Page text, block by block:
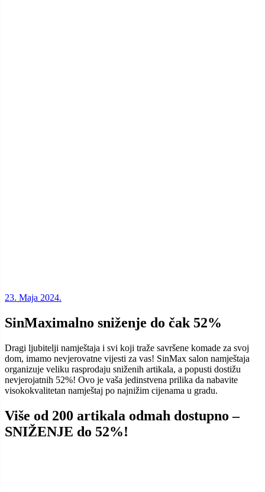
23. Maja 2024.
SinMaximalno sniženje do čak 52%
Dragi ljubitelji namještaja i svi koji traže savršene komade za svoj
dom, imamo nevjerovatne vijesti za vas! SinMax salon namještaja
organizuje veliku rasprodaju sniženih artikala, a popusti dostižu
nevjerojatnih 52%! Ovo je vaša jedinstvena prilika da nabavite
visokokvalitetan namještaj po najnižim cijenama u gradu.
Više od 200 artikala odmah dostupno –
SNIŽENJE do 52%!